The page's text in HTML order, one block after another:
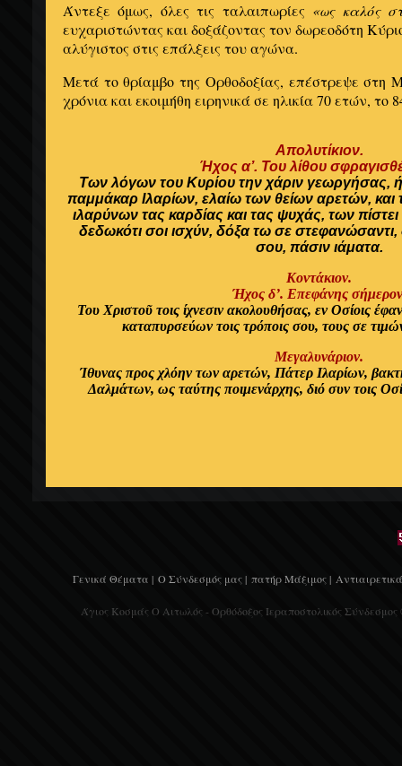
Άντεξε όμως, όλες τις ταλαιπωρίες «ως καλός
ευχαριστώντας και δοξάζοντας τον δωρεοδότη
αλύγιστος στις επάλξεις του αγώνα.
Μετά το θρίαμβο της Ορθοδοξίας, επέστρεψε στη
χρόνια και εκοιμήθη ειρηνικά σε ηλικία 70 ετών, το
Απολυτίκιον.
Ήχος α’. Του λίθου
Των λόγων του Κυρίου την χάριν γεωργήσας,
παμμάκαρ Ιλαρίων, ελαίω των θείων αρετών,
ιλαρύνων τας καρδίας και τας ψυχάς, των
δεδωκότι σοι ισχύν, δόξα τω σε στεφανώσαντι,
σου, πάσιν ιάματα.
Κοντάκιον.
Ήχος δ’. Επεφάνης
Του Χριστοῦ τοις ίχνεσιν ακολουθήσας, εν Οσίοις
καταπυρσεύων τοις τρόποις σου, τους σε
Μεγαλυνάριον.
Ίθυνας προς χλόην των αρετών, Πάτερ Ιλαρίων,
Δαλμάτων, ως ταύτης ποιμενάρχης, διό συν τοις
Γενικά Θέματα | Ο Σύνδεσμός μας | πατήρ Μάξιμος |
Άγιος Κοσμάς Ο Αιτωλός - Ορθόδοξος Ιεραποστολικός